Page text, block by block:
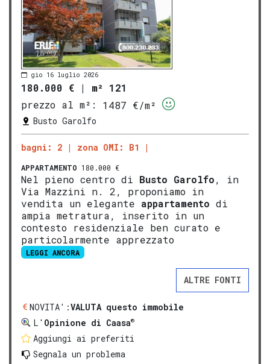
gio 16 luglio 2026
180.000 € | m² 121
prezzo al m²:
1487 €/m²
Busto Garolfo
bagni: 2 zona OMI: B1
APPARTAMENTO 180.000 €
Nel pieno centro di Busto Garolfo, in
Via Mazzini n. 2, proponiamo in
vendita un elegante appartamento di
ampia metratura, inserito in un
contesto residenziale ben curato e
particolarmente apprezzato
LEGGI ANCORA
ALTRE FONTI
NOVITA':VALUTA questo immobile
L' Opinione di Caasa®
Aggiungi ai preferiti
Segnala un problema